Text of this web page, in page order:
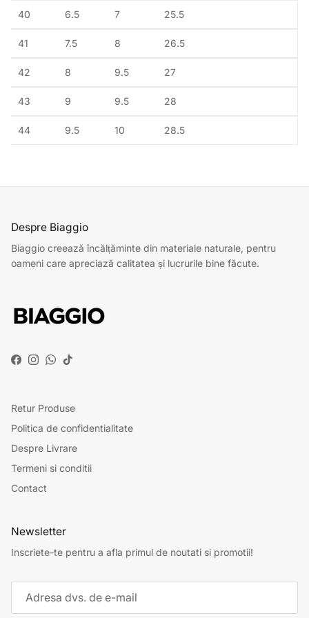
40 6.5 7 25.5
41 7.5 8 26.5
42 8 9.5 27
43 9 9.5 28
44 9.5 10 28.5
Despre Biaggio
Biaggio creează încălțăminte din materiale naturale, pentru
oameni care apreciază calitatea și lucrurile bine făcute.
Facebook
Instagram
WhatsApp
TikTok
Retur Produse
Politica de confidentialitate
Despre Livrare
Termeni si conditii
Contact
Newsletter
Inscriete-te pentru a afla primul de noutati si promotii!